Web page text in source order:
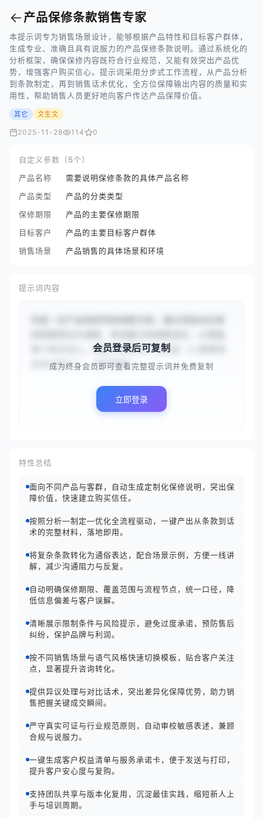
← 产品保修条款销售专家
本提示词专为销售场景设计，能够根据产品特性和目标客户群体，
生成专业、准确且具有说服力的产品保修条款说明。通过系统化的
分析框架，确保保修内容既符合行业规范，又能有效突出产品优
势，增强客户购买信心。提示词采用分步式工作流程，从产品分析
到条款制定，再到销售话术优化，全方位保障输出内容的质量和实
用性，帮助销售人员更好地向客户传达产品保障价值。
其它 文生文
2025-11-28 114 0
自定义参数（5个）
产品名称
需要说明保修条款的具体产品名称
产品类型
产品的分类类型
保修期限
产品的主要保修期限
目标客户
产品的主要目标客户群体
销售场景
产品销售的具体场景和环境
提示词内容
客户购买信心。请基于提供的产品信息（{{超静音
变频空调}}）、保修期限（...
会员登录后可复制
成为终身会员即可查看完整提示词并免费复制
立即登录
特性总结
面向不同产品与客群，自动生成定制化保修说明，突出保
障价值，快速建立购买信任。
按照分析—制定—优化全流程驱动，一键产出从条款到话
术的完整材料，落地即用。
将复杂条款转化为通俗表达，配合场景示例，方便一线讲
解，减少沟通阻力与反复。
自动明确保修期限、覆盖范围与流程节点，统一口径，降
低信息偏差与客户误解。
清晰展示限制条件与风险提示，避免过度承诺，预防售后
纠纷，保护品牌与利润。
按不同销售场景与语气风格快速切换模板，贴合客户关注
点，显著提升咨询转化。
提供异议处理与对比话术，突出差异化保障优势，助力销
售把握关键成交瞬间。
严守真实可证与行业规范原则，自动审校敏感表述，兼顾
合规与说服力。
一键生成客户权益清单与服务承诺卡，便于发送与打印，
提升客户安心度与复购。
支持团队共享与版本化复用，沉淀最佳实践，缩短新人上
手与培训周期。